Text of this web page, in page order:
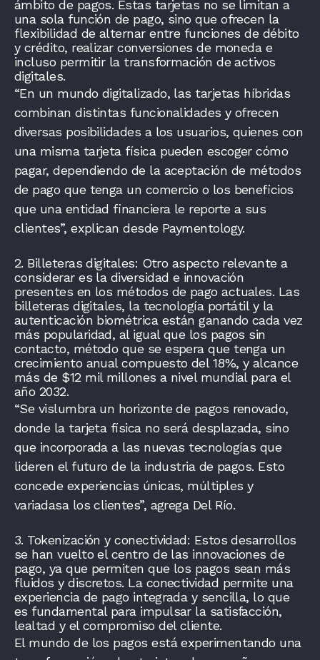
ámbito de pagos. Estas tarjetas no se limitan a
una sola función de pago, sino que ofrecen la
flexibilidad de alternar entre funciones de débito
y crédito, realizar conversiones de moneda e
incluso permitir la transformación de activos
digitales.
“En un mundo digitalizado, las tarjetas híbridas
combinan distintas funcionalidades y ofrecen
diversas posibilidades a los usuarios, quienes con
una misma tarjeta física pueden escoger cómo
pagar, dependiendo de la aceptación de métodos
de pago que tenga un comercio o los beneficios
que una entidad financiera le reporte a sus
clientes”, explican desde Paymentology.
2. Billeteras digitales: Otro aspecto relevante a
considerar es la diversidad e innovación
presentes en los métodos de pago actuales. Las
billeteras digitales, la tecnología portátil y la
autenticación biométrica están ganando cada vez
más popularidad, al igual que los pagos sin
contacto, método que se espera que tenga un
crecimiento anual compuesto del 18%, y alcance
más de $12 mil millones a nivel mundial para el
año 2032.
“Se vislumbra un horizonte de pagos renovado,
donde la tarjeta física no será desplazada, sino
que incorporada a las nuevas tecnologías que
lideren el futuro de la industria de pagos. Esto
concede experiencias únicas, múltiples y
variadasa los clientes”, agrega Del Río.
3. Tokenización y conectividad: Estos desarrollos
se han vuelto el centro de las innovaciones de
pago, ya que permiten que los pagos sean más
fluidos y discretos. La conectividad permite una
experiencia de pago integrada y sencilla, lo que
es fundamental para impulsar la satisfacción,
lealtad y el compromiso del cliente.
El mundo de los pagos está experimentando una